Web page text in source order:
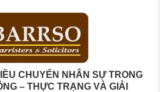
CHUYỂN NHÂN SỰ TRONG
– THỰC TRẠNG VÀ GIẢI